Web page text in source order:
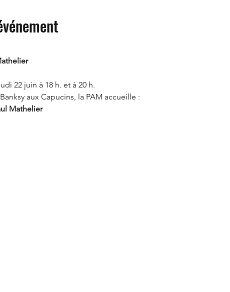
22 juin à 18 h. et à 20 h.
aux Capucins, la PAM accueille :
Mathelier